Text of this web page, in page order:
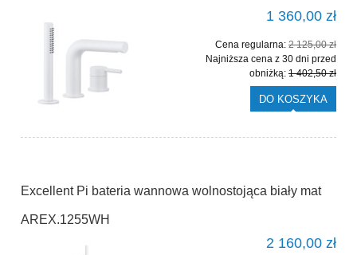
1 360,00 zł
Cena regularna: 2 125,00 zł
Najniższa cena z 30 dni przed
obniżką: 1 402,50 zł
DO KOSZYKA
Excellent Pi bateria wannowa wolnostojąca biały mat
AREX.1255WH
2 160,00 zł